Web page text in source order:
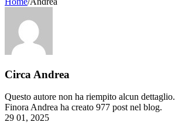
Circa Andrea
Questo autore non ha riempito alcun dettaglio.
Finora Andrea ha creato 977 post nel blog.
29 01, 2025